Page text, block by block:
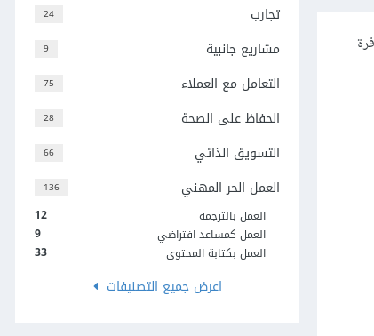
24 تجارب
9 مشاريع جانبية
75 التعامل مع العملاء
28 الحفاظ على الصحة
66 التسويق الذاتي
136 العمل الحر المهني
12
العمل بالترجمة
9
العمل كمساعد افتراضي
33
العمل بكتابة المحتوى
اعرض جميع التصنيفات